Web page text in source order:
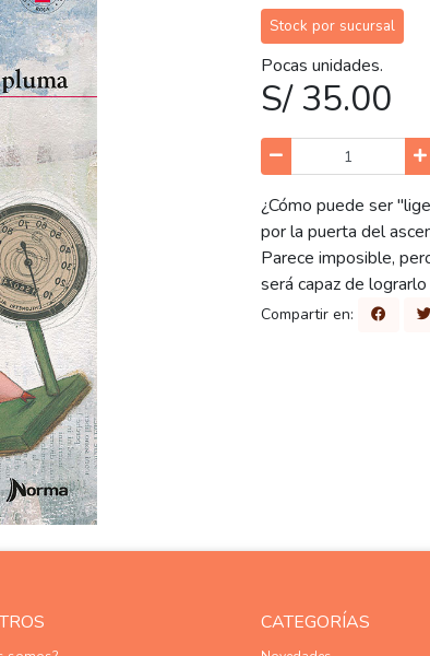
Stock por sucursal
Pocas unidades.
S/ 35.00
¿Cómo puede ser
por la puerta del
Parece imposible,
será capaz de lograrlo
Compartir en:
CATEGORÍAS